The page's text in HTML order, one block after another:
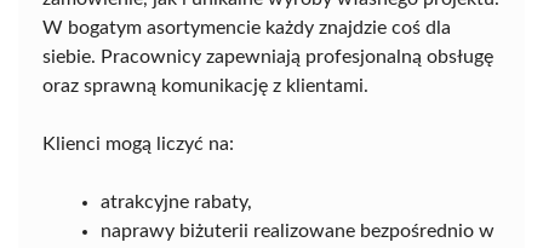
W bogatym asortymencie każdy znajdzie coś dla
siebie. Pracownicy zapewniają profesjonalną obsługę
oraz sprawną komunikację z klientami.
Klienci mogą liczyć na:
atrakcyjne rabaty,
naprawy biżuterii realizowane bezpośrednio w